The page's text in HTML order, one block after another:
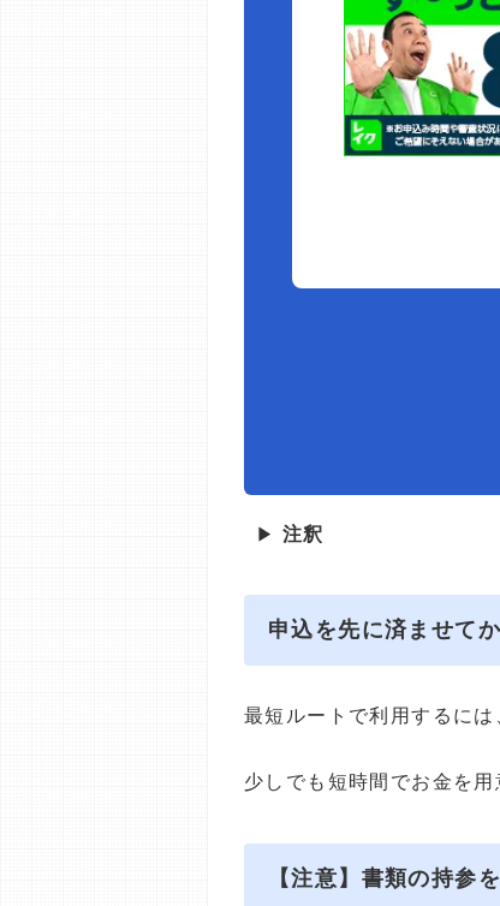
▶ 注釈
申込を先に済ませて
最短ルートで利用するには
少しでも短時間でお金を用
【注意】書類の持参